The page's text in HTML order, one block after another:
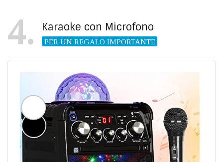
4 Karaoke con Microfono
PER UN REGALO IMPORTANTE